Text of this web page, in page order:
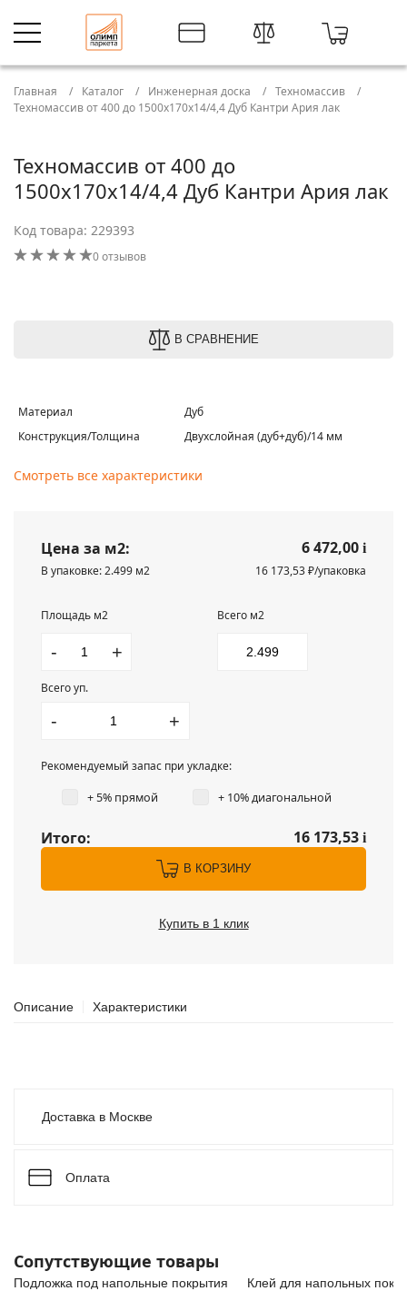
Главная Каталог Инженерная доска
Техномассив
Техномассив от 400 до 1500х170х14/4,4 Дуб Кантри Ария лак
Техномассив от 400 до
1500х170х14/4,4 Дуб Кантри Ария лак
Код товара: 229393
0 отзывов
В СРАВНЕНИЕ
Материал
Дуб
Конструкция/Толщина
Двухслойная (дуб+дуб)/14 мм
Смотреть все характеристики
Цена за м2: 6 472,00 i
В упаковке: 2.499 м2
16 173,53 ₽/упаковка
Площадь м2
- +
Всего м2
Всего уп.
- +
Рекомендуемый запас при укладке:
+ 5% прямой + 10% диагональной
Итого: 16 173,53 i
В КОРЗИНУ
Купить в 1 клик
Описание Характеристики
Доставка в Москве
Оплата
Сопутствующие товары
Подложка под напольные покрытия Клей для напольных